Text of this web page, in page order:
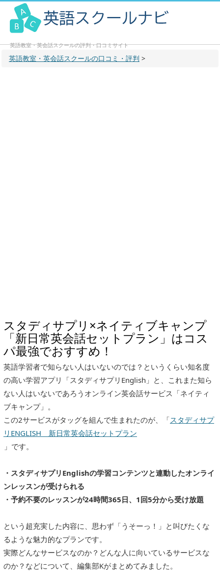
英語教室・英会話スクールの評判・口コミサイト
英語教室・英会話スクールの口コミ・評判 >
スタディサプリ×ネイティブキャンプ
「新日常英会話セットプラン」はコス
パ最強でおすすめ！
英語学習者で知らない人はいないのでは？というくらい知名度
の高い学習アプリ「スタディサプリEnglish」と、これまた知ら
ない人はいないであろうオンライン英会話サービス「ネイティ
ブキャンプ」。
この2サービスがタッグを組んで生まれたのが、「スタディサプ
リENGLISH 新日常英会話セットプラン
」です。
・スタディサプリEnglishの学習コンテンツと連動したオンライ
ンレッスンが受けられる
・予約不要のレッスンが24時間365日、1回5分から受け放題
という超充実した内容に、思わず「うそーっ！」と叫びたくな
るような魅力的なプランです。
実際どんなサービスなのか？どんな人に向いているサービスな
のか？などについて、編集部Kがまとめてみました。